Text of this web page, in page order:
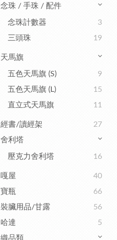
念珠 / 手珠 / 配件
念珠計數器
3
三頭珠
19
天馬旗
五色天馬旗 (S)
9
五色天馬旗 (L)
15
直立式天馬旗
11
經書/讀經架
27
舍利塔
壓克力舍利塔 16
嘎屋
40
寶瓶
66
裝臟用品/甘露
56
哈達
5
織品類